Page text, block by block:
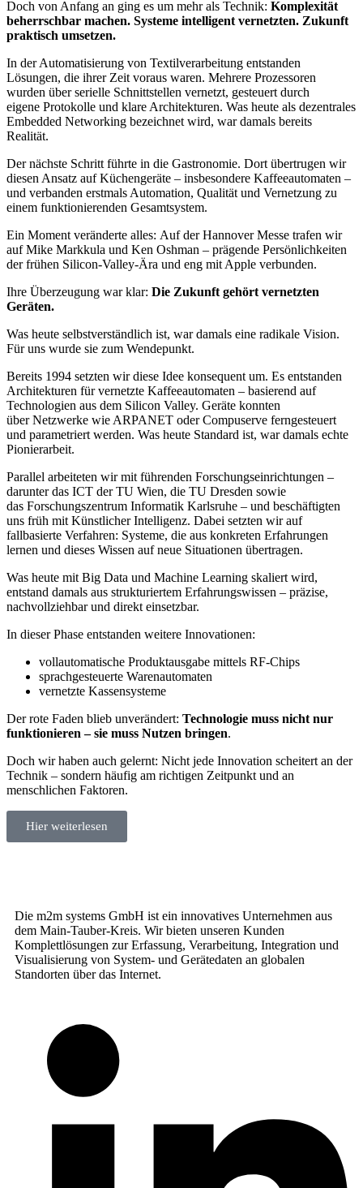
Doch von Anfang an ging es um mehr als Technik: Komplexität
beherrschbar machen. Systeme intelligent vernetzten. Zukunft
praktisch umsetzen.
In der Automatisierung von Textilverarbeitung entstanden
Lösungen, die ihrer Zeit voraus waren. Mehrere Prozessoren
wurden über serielle Schnittstellen vernetzt, gesteuert durch
eigene Protokolle und klare Architekturen. Was heute als dezentrales
Embedded Networking bezeichnet wird, war damals bereits
Realität.
Der nächste Schritt führte in die Gastronomie. Dort übertrugen wir
diesen Ansatz auf Küchengeräte – insbesondere Kaffeeautomaten –
und verbanden erstmals Automation, Qualität und Vernetzung zu
einem funktionierenden Gesamtsystem.
Ein Moment veränderte alles: Auf der Hannover Messe trafen wir
auf Mike Markkula und Ken Oshman – prägende Persönlichkeiten
der frühen Silicon-Valley-Ära und eng mit Apple verbunden.
Ihre Überzeugung war klar: Die Zukunft gehört vernetzten
Geräten.
Was heute selbstverständlich ist, war damals eine radikale Vision.
Für uns wurde sie zum Wendepunkt.
Bereits 1994 setzten wir diese Idee konsequent um. Es entstanden
Architekturen für vernetzte Kaffeeautomaten – basierend auf
Technologien aus dem Silicon Valley. Geräte konnten
überNetzwerke wie ARPANET oder Compuserve ferngesteuert
und parametriert werden. Was heute Standard ist, war damals echte
Pionierarbeit.
Parallel arbeiteten wir mit führenden Forschungseinrichtungen –
darunter das ICT der TU Wien, die TU Dresden sowie
das Forschungszentrum Informatik Karlsruhe – und beschäftigten
uns früh mit KünstlicherIntelligenz. Dabei setzten wir auf
fallbasierte Verfahren: Systeme, die aus konkreten Erfahrungen
lernen und dieses Wissen auf neue Situationen übertragen.
Was heute mit Big Data und Machine Learning skaliert wird,
entstand damals aus strukturiertem Erfahrungswissen – präzise,
nachvollziehbar und direkt einsetzbar.
In dieser Phase entstanden weitere Innovationen:
vollautomatische Produktausgabe mittels RF-Chips
sprachgesteuerte Warenautomaten
vernetzte Kassensysteme
Der rote Faden blieb unverändert: Technologie muss nicht nur
funktionieren – sie muss Nutzen bringen.
Doch wir haben auch gelernt: Nicht jede Innovation scheitert an der
Technik – sondern häufig am richtigen Zeitpunkt und an
menschlichen Faktoren.
Hier weiterlesen
Die m2m systems GmbH ist ein innovatives Unternehmen aus
dem Main-Tauber-Kreis. Wir bieten unseren Kunden
Komplettlösungen zur Erfassung, Verarbeitung, Integration und
Visualisierung von System- und Gerätedaten an globalen
Standorten über das Internet.